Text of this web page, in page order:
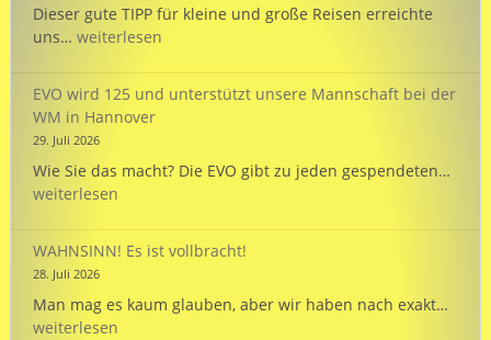
Dieser gute TIPP für kleine und große Reisen erreichte
uns… TIPP:
dem
PARKINSON’S
Passport
weiterlesen
EVO wird 125 und unterstützt unsere Mannschaft bei der
WM in Hannover
29. Juli 2026
Wie Sie das macht? Die EVO gibt zu jeden gespendeten…
weiterlesen
WAHNSINN! Es ist vollbracht!
28. Juli 2026
Man mag es kaum glauben, aber wir haben nach exakt…
weiterlesen